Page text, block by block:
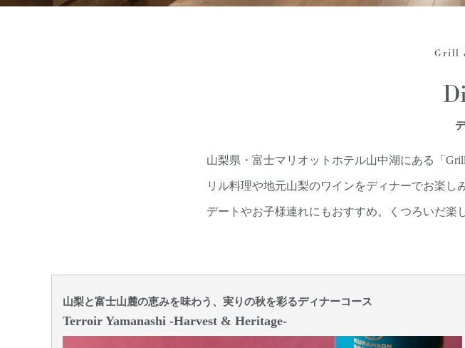
Grill
山梨県・富士マリオットホテル山中湖にある「
リル料理や地元山梨のワインをディナーでお楽
デートやお子様連れにもおすすめ。くつろいだ楽
山梨と富士山麓の恵みを味わう、実りの秋を彩るディナーコース
Terroir Yamanashi -Harvest & Heritage-